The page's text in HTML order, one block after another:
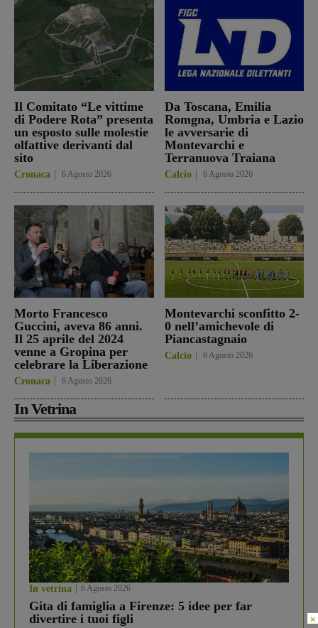
Il Comitato “Le vittime
di Podere Rota” presenta
un esposto sulle molestie
olfattive derivanti dal
sito
Cronaca 6 Agosto 2026
Da Toscana, Emilia
Romgna, Umbria e Lazio
le avversarie di
Montevarchi e
Terranuova Traiana
Calcio 6 Agosto 2026
Morto Francesco
Guccini, aveva 86 anni.
Il 25 aprile del 2024
venne a Gropina per
celebrare la Liberazione
Cronaca 6 Agosto 2026
Montevarchi sconfitto 2-
0 nell’amichevole di
Piancastagnaio
Calcio 6 Agosto 2026
In Vetrina
In vetrina 6 Agosto 2026
Gita di famiglia a Firenze: 5 idee per far
divertire i tuoi figli
×